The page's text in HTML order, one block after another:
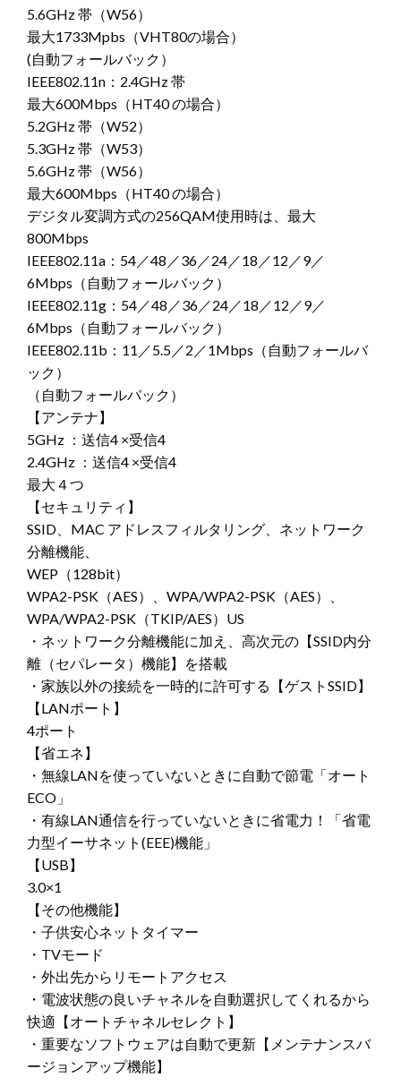
5.6GHz 帯（W56）
最大1733Mpbs（VHT80の場合）
(自動フォールバック）
IEEE802.11n：2.4GHz 帯
最大600Mbps（HT40 の場合）
5.2GHz 帯（W52）
5.3GHz 帯（W53）
5.6GHz 帯（W56）
最大600Mbps（HT40 の場合）
デジタル変調方式の256QAM使用時は、最大
800Mbps
IEEE802.11a：54／48／36／24／18／12／9／
6Mbps（自動フォールバック）
IEEE802.11g：54／48／36／24／18／12／9／
6Mbps（自動フォールバック）
IEEE802.11b：11／5.5／2／1Mbps（自動フォールバ
ック）
（自動フォールバック）
【アンテナ】
5GHz ：送信4 ×受信4
2.4GHz ：送信4 ×受信4
最大４つ
【セキュリティ】
SSID、MAC アドレスフィルタリング、ネットワーク
分離機能、
WEP（128bit）
WPA2-PSK（AES）、WPA/WPA2-PSK（AES）、
WPA/WPA2-PSK（TKIP/AES）US
・ネットワーク分離機能に加え、高次元の【SSID内分
離（セパレータ）機能】を搭載
・家族以外の接続を一時的に許可する【ゲストSSID】
【LANポート】
4ポート
【省エネ】
・無線LANを使っていないときに自動で節電「オート
ECO」
・有線LAN通信を行っていないときに省電力！「省電
力型イーサネット(EEE)機能」
【USB】
3.0×1
【その他機能】
・子供安心ネットタイマー
・TVモード
・外出先からリモートアクセス
・電波状態の良いチャネルを自動選択してくれるから
快適【オートチャネルセレクト】
・重要なソフトウェアは自動で更新【メンテナンスバ
ージョンアップ機能】